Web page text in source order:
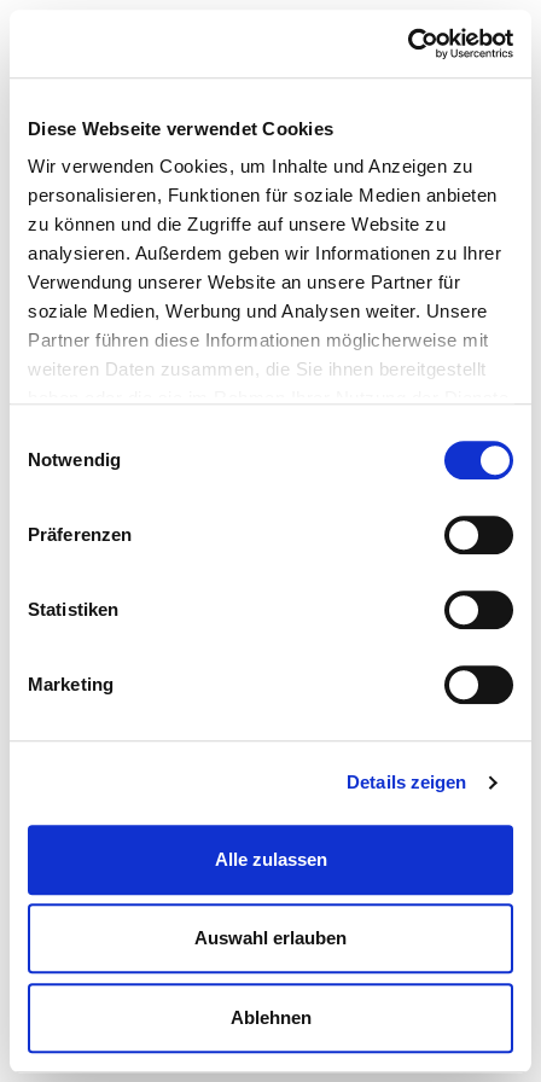
Diese Webseite verwendet Cookies
Wir verwenden Cookies, um Inhalte und Anzeigen zu
personalisieren, Funktionen für soziale Medien anbieten
zu können und die Zugriffe auf unsere Website zu
analysieren. Außerdem geben wir Informationen zu Ihrer
Verwendung unserer Website an unsere Partner für
soziale Medien, Werbung und Analysen weiter. Unsere
Partner führen diese Informationen möglicherweise mit
weiteren Daten zusammen, die Sie ihnen bereitgestellt
Notwendig
Präferenzen
Statistiken
Marketing
Details zeigen
Alle zulassen
Auswahl erlauben
Ablehnen